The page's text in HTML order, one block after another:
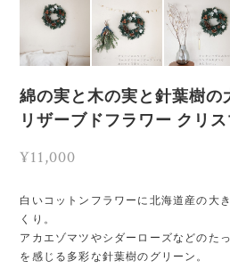
綿の実と木の実と針葉樹
リザーブドフラワー クリ
¥11,000
白いコットンフラワーに北海道産の大
くり。
アカエゾマツやシダーローズなどのた
を感じる多彩な針葉樹のグリーン。